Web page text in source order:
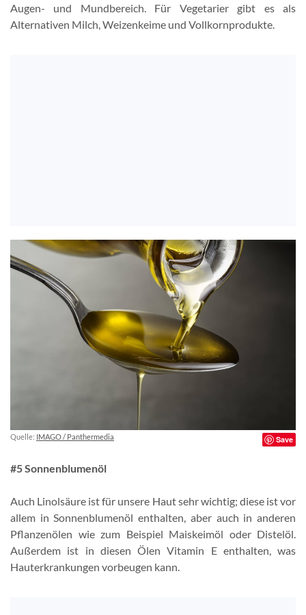
Augen- und Mundbereich. Für Vegetarier gibt es als
Alternativen Milch, Weizenkeime und Vollkornprodukte.
Quelle: IMAGO / Panthermedia Save
#5 Sonnenblumenöl
Auch Linolsäure ist für unsere Haut sehr wichtig; diese ist vor
allem in Sonnenblumenöl enthalten, aber auch in anderen
Pflanzenölen wie zum Beispiel Maiskeimöl oder Distelöl.
Außerdem ist in diesen Ölen Vitamin E enthalten, was
Hauterkrankungen vorbeugen kann.